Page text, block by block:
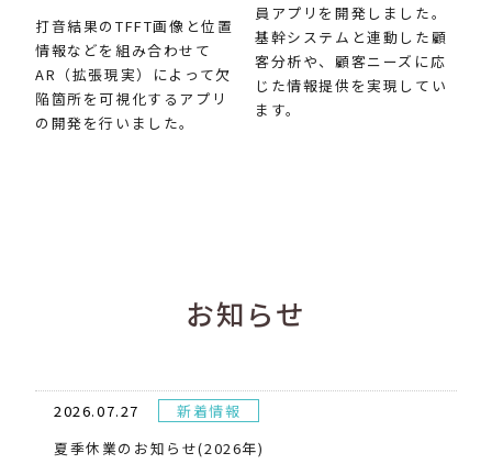
打音結果のTFFT画像と位置
情報などを組み合わせて
AR（拡張現実）によって欠
陥箇所を可視化するアプリ
の開発を行いました。
員アプリを開発しました。
基幹システムと連動した顧
客分析や、顧客ニーズに応
じた情報提供を実現してい
ます。
お知らせ
2026.07.27
新着情報
夏季休業のお知らせ(2026年)